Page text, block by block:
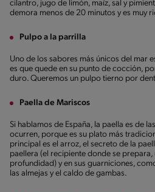
cilantro, jugo de limón, maíz, sal y
demora menos de 20 minutos y es muy
Pulpo a la parrilla
Uno de los sabores más únicos del mar
es que quede en su punto de cocción,
duro. Queremos un pulpo tierno por
Paella de Mariscos
Si hablamos de España, la paella es de
ocurren, porque es su plato más
principal es el arroz, el secreto de la
paellera (el recipiente donde se
profundidad) y en sus guarniciones,
las almejas y el caldo de gambas.